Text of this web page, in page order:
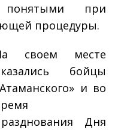
понятыми при
процедуры.
своем месте
бойцы
и во
Дня